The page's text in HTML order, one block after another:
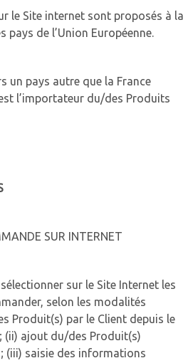
le Site internet sont proposés à la
pays de l’Union Européenne.
un pays autre que la France
l’importateur du/des Produits
SUR INTERNET
sur le Site Internet les
selon les modalités
Produit(s) par le Client depuis le
(ii) ajout du/des Produit(s)
(iii) saisie des informations